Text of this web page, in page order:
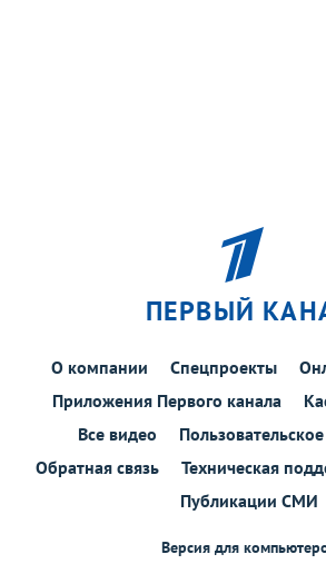
ПЕРВЫЙ
О компании Спецпроекты
Приложения Первого канала
Все видео
Обратная связь
Техническая
Публикации СМИ
Версия для